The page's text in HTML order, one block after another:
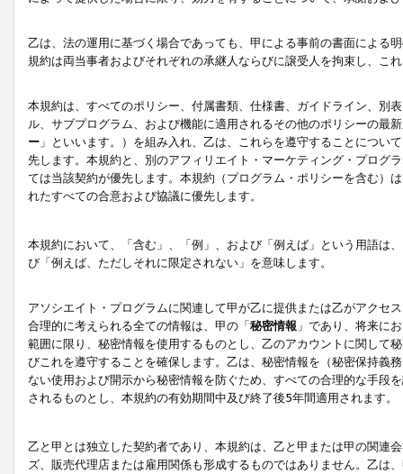
乙は、法の運用に基づく場合であっても、甲による事前の書面による
規約は両当事者およびそれぞれの承継人ならびに譲受人を拘束し、こ
本規約は、すべてのポリシー、付属書類、仕様書、ガイドライン、別
ル、サブプログラム、および機能に適用されるその他のポリシーの最
ー 」といいます。）を組み入れ、乙は、これらを遵守することにつ
先します。本規約と、別のアフィリエイト・マーケティング・プログ
ては当該契約が優先します。本規約（プログラム・ポリシーを含む）
れたすべての合意および協議に優先します。
本規約において、「含む」、「例」、および「例えば」という用語は
び「例えば、ただしそれに限定されない」を意味します。
アソシエイト・プログラムに関連して甲が乙に提供または乙がアクセ
合理的に考えられる全ての情報は、甲の「秘密情報 」であり、将来に
範囲に限り、秘密情報を使用するものとし、乙のアカウントに関して
びこれを遵守することを確保します。乙は、秘密情報を（秘密保持義
ない使用および開示から秘密情報を防ぐため、すべての合理的な手段
されるものとし、本規約の有効期間中及び終了後5年間適用されます。
乙と甲とは独立した契約者であり、本規約は、乙と甲または甲の関連
ズ、販売代理店または雇用関係も形成するものではありません。乙は